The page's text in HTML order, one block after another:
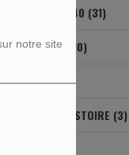
notre site
IL EST DÉJÀ 8H40 (31)
JEUNES (10)
(19)
L'ART DANS L'HISTOIRE (3)